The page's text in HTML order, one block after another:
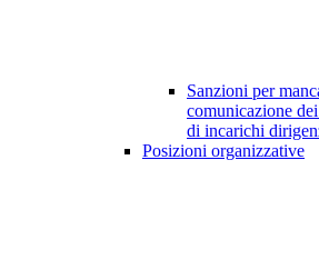
Sanzioni per
comunicazione
di incarichi
Posizioni organizzative